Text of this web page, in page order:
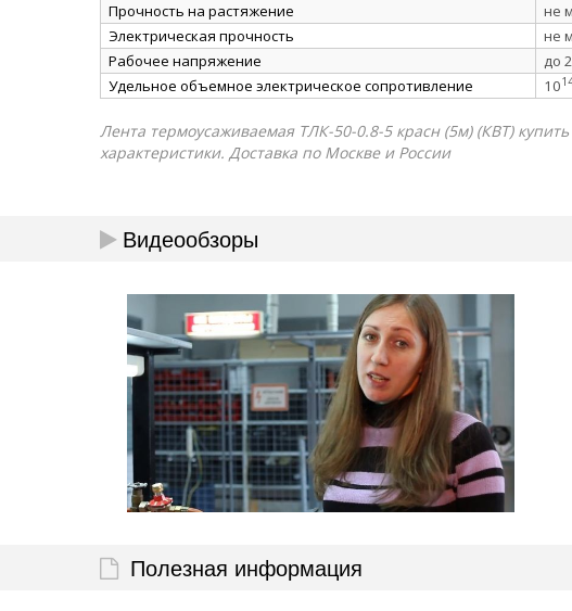
Прочность на растяжение
не
Электрическая прочность
не
Рабочее напряжение
до
Удельное объемное электрическое сопротивление
10
Лента термоусаживаемая ТЛК-50-0.8-5 красн (5м) (КВТ)
характеристики. Доставка по Москве и России
Видеообзоры
Полезная информация